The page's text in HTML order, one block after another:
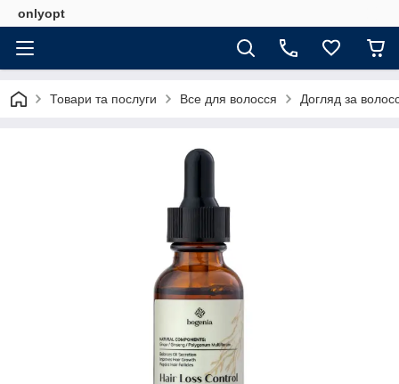
onlyopt
Товари та послуги Все для волосся Догляд за